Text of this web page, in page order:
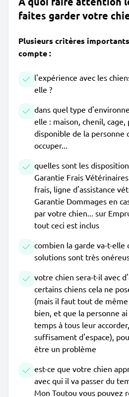
faites garder votre
Plusieurs critères
compte :
l'expérience avec les
elle ?
dans quel type
elle : maison, chenil,
disponible de la personne
occuper...
quelles sont les
Garantie Frais
frais, ligne d'assistance
Garantie Dommages en
par votre chien... sur
tout ceci est inclus
combien la garde va-t-elle
solutions sont très
votre chien sera-t-il avec
certains chiens cela ne
(mais il faut tout de
bien, et que la personne
temps à tous leur
suffisament d'espace),
être un problème
est-ce que votre chien
avec qui il va passer du
Mon Toutou vous pouvez